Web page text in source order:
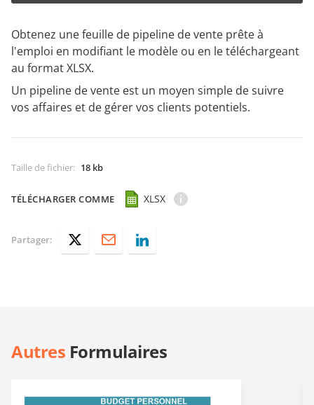
Obtenez une feuille de pipeline de vente prête à
l'emploi en modifiant le modèle ou en le téléchargeant
au format XLSX.
Un pipeline de vente est un moyen simple de suivre
vos affaires et de gérer vos clients potentiels.
Taille de fichier: 18 kb
TÉLÉCHARGER COMME XLSX
Partager:
Autres Formulaires